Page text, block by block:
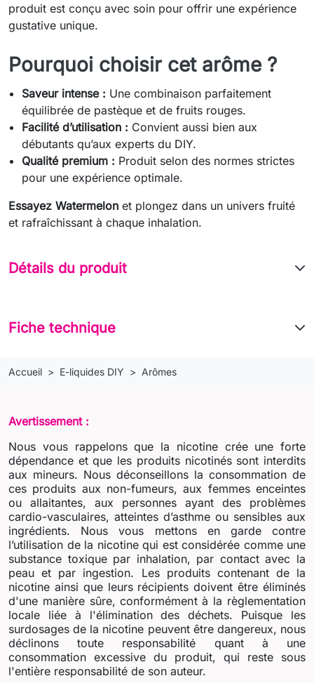
produit est conçu avec soin pour offrir une expérience
gustative unique.
Pourquoi choisir cet arôme ?
Saveur intense : Une combinaison parfaitement
équilibrée de pastèque et de fruits rouges.
Facilité d’utilisation : Convient aussi bien aux
débutants qu’aux experts du DIY.
Qualité premium : Produit selon des normes strictes
pour une expérience optimale.
Essayez Watermelon et plongez dans un univers fruité
et rafraîchissant à chaque inhalation.
Détails du produit
Fiche technique
Accueil E-liquides DIY Arômes
Avertissement :
Nous vous rappelons que la nicotine crée une forte
dépendance et que les produits nicotinés sont interdits
aux mineurs. Nous déconseillons la consommation de
ces produits aux non-fumeurs, aux femmes enceintes
ou allaitantes, aux personnes ayant des problèmes
cardio-vasculaires, atteintes d’asthme ou sensibles aux
ingrédients. Nous vous mettons en garde contre
l’utilisation de la nicotine qui est considérée comme une
substance toxique par inhalation, par contact avec la
peau et par ingestion. Les produits contenant de la
nicotine ainsi que leurs récipients doivent être éliminés
d'une manière sûre, conformément à la règlementation
locale liée à l'élimination des déchets. Puisque les
surdosages de la nicotine peuvent être dangereux, nous
déclinons toute responsabilité quant à une
consommation excessive du produit, qui reste sous
l'entière responsabilité de son auteur.